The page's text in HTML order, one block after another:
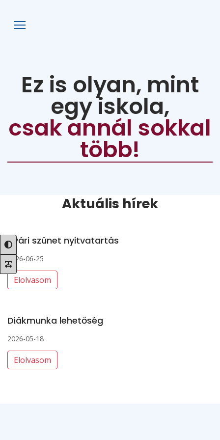
Ez is olyan, mint
egy iskola,
csak annál sokkal
több!
Aktuális hírek
Nyári szünet nyitvatartás
2026-06-25
Elolvasom
Diákmunka lehetőség
2026-05-18
Elolvasom